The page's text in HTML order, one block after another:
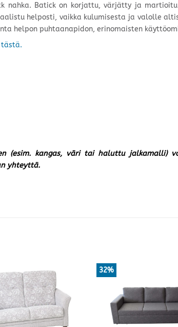
nahka. Batick on korjattu, värjätty ja
helposti, vaikka kulumisesta ja valolle
helpon puhtaanapidon, erinomaisten
tästä.
(esim. kangas, väri tai haluttu jalkamalli)
yhteyttä.
32%